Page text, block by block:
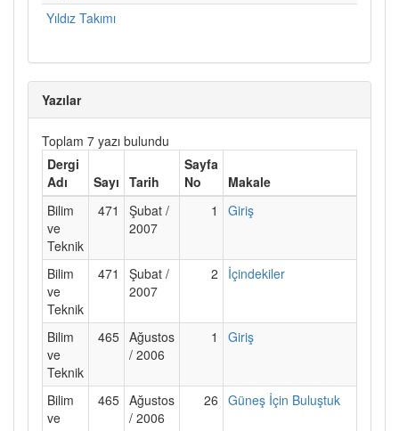
Yıldız Takımı
Yazılar
Toplam 7 yazı bulundu
Dergi
Adı
Sayı Tarih
Sayfa
No
Makale
Bilim
ve
Teknik
471
Şubat /
2007
1 Giriş
Bilim
ve
Teknik
471
Şubat /
2007
2 İçindekiler
Bilim
ve
Teknik
465 Ağustos
/ 2006
1 Giriş
Bilim
ve
465 Ağustos
/ 2006
26 Güneş İçin Buluştuk